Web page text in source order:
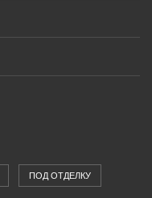
ПОД ОТДЕЛКУ